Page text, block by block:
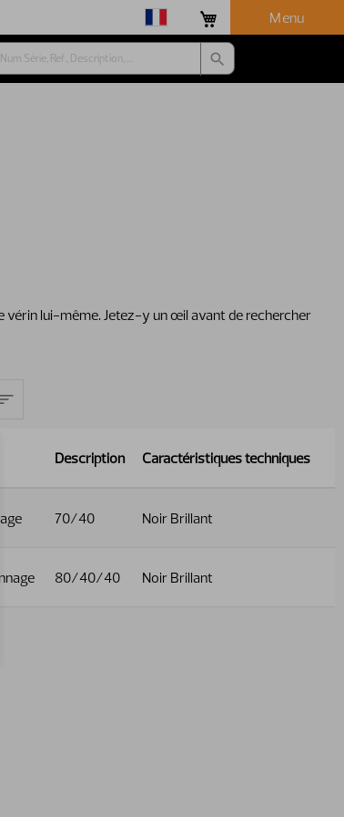
Menu
vérin lui-même. Jetez-y un œil avant de rechercher
Description Caractéristiques techniques
70/40 Noir Brillant
80/40/40 Noir Brillant